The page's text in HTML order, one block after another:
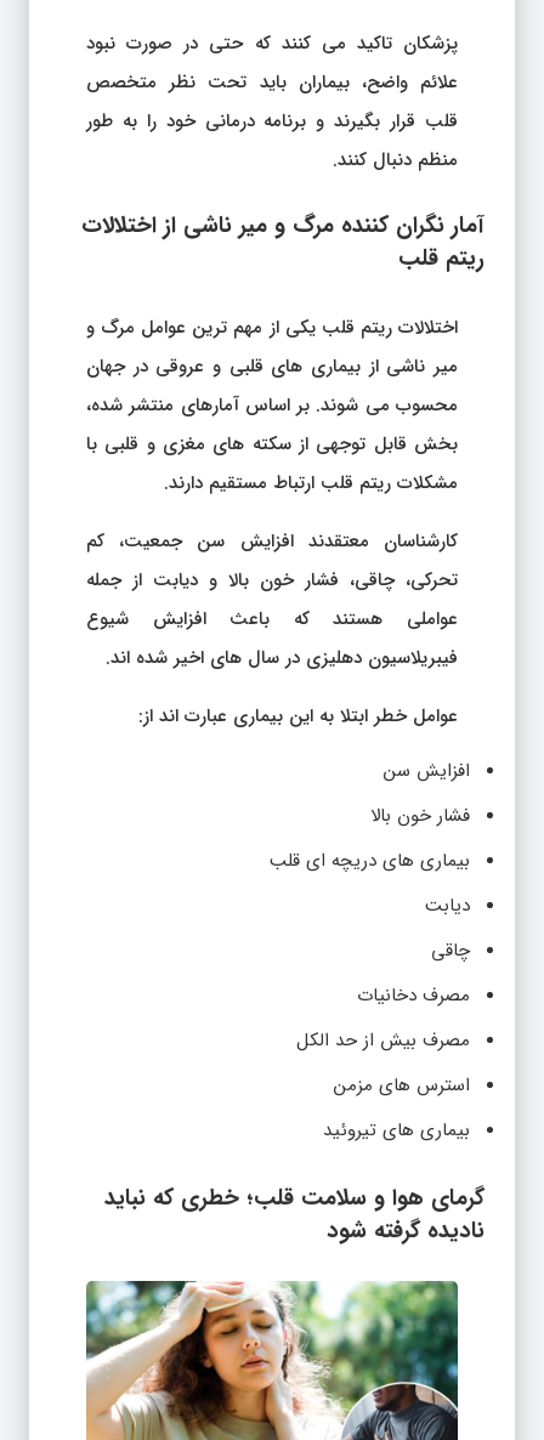
پزشکان تاکید می کنند که حتی در صورت نبود
علائم واضح، بیماران باید تحت نظر متخصص
قلب قرار بگیرند و برنامه درمانی خود را به طور
منظم دنبال کنند.
آمار نگران کننده مرگ و میر ناشی از اختلالات
ریتم قلب
اختلالات ریتم قلب یکی از مهم ترین عوامل مرگ و
میر ناشی از بیماری های قلبی و عروقی در جهان
محسوب می شوند. بر اساس آمارهای منتشر شده،
بخش قابل توجهی از سکته های مغزی و قلبی با
مشکلات ریتم قلب ارتباط مستقیم دارند.
کارشناسان معتقدند افزایش سن جمعیت، کم
تحرکی، چاقی، فشار خون بالا و دیابت از جمله
عواملی هستند که باعث افزایش شیوع
فیبریلاسیون دهلیزی در سال های اخیر شده اند.
عوامل خطر ابتلا به این بیماری عبارت اند از:
افزایش سن
فشار خون بالا
بیماری های دریچه ای قلب
دیابت
چاقی
مصرف دخانیات
مصرف بیش از حد الکل
استرس های مزمن
بیماری های تیروئید
گرمای هوا و سلامت قلب؛ خطری که نباید
نادیده گرفته شود